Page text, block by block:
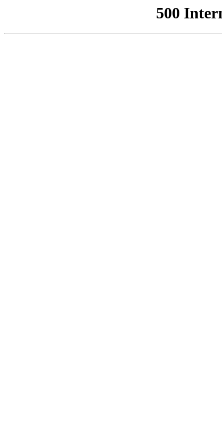
500